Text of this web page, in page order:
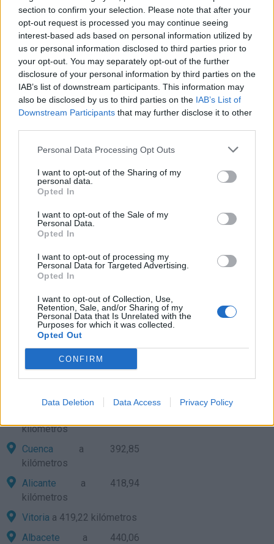
section to confirm your selection. Please note that after your
opt-out request is processed you may continue seeing
interest-based ads based on personal information utilized by
us or personal information disclosed to third parties prior to
your opt-out. You may separately opt-out of the further
disclosure of your personal information by third parties on the
IAB’s list of downstream participants. This information may
also be disclosed by us to third parties on the IAB’s List of
Downstream Participants that may further disclose it to other
Personal Data Processing Opt Outs
I want to opt-out of the Sharing of my
personal data.
Opted In
I want to opt-out of the Sale of my
Personal Data.
Opted In
I want to opt-out of processing my
Personal Data for Targeted Advertising.
Opted In
I want to opt-out of Collection, Use,
Retention, Sale, and/or Sharing of my
Personal Data that Is Unrelated with the
Purposes for which it was collected.
Opted Out
CONFIRM
Data Deletion Data Access Privacy Policy
Llagostaa 8,13 kilómetros
Barcelonaa 18,61
kilómetros
Gironaa 76,48 kilómetros
Tarragonaa 86,38
kilómetros
Lleidaa 123,45 kilómetros
Huescaa 218,55
kilómetros
Palma de Mallorcaa
224,78 kilómetros
kilómetros
Castellóna 250,62
kilómetros
Teruela 301,32 kilómetros
kilómetros
Pamplonaa 338,18
kilómetros
a 380,56 kilómetros
San Sebastiána 388,77
kilómetros
Cuenca a 392,85
kilómetros
Alicante a 418,94
kilómetros
Vitoria a 419,22 kilómetros
Albacete a 440,06